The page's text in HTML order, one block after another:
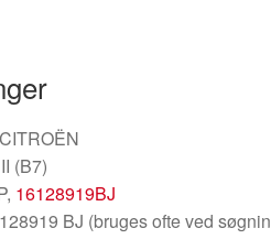
(B7)
16128919BJ
BJ (bruges ofte ved